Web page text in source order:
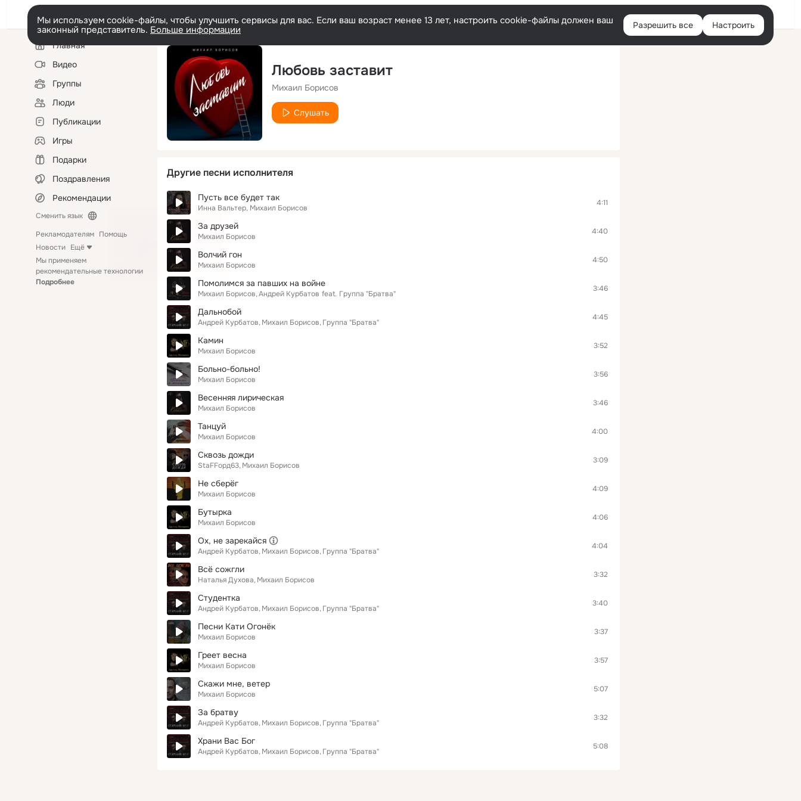
Войти
Мы используем cookie-файлы, чтобы улучшить сервисы для вас. Если ваш возраст менее 13 лет, настроить cookie-файлы должен ваш
законный представитель. Больше информации Разрешить все Настроить
Левая
колонкаГлавная
Видео
Группы
Люди
Публикации
Игры
Подарки
Поздравления
Рекомендации
Сменить язык
Рекламодателям Помощь
Новости Ещё
Мы применяем
рекомендательные технологии
Подробнее
Любовь заставит
Михаил Борисов
Слушать
Другие песни исполнителя
Пусть все будет так
Инна Вальтер, Михаил Борисов
4:11
За друзей
Михаил Борисов
4:40
Волчий гон
Михаил Борисов
4:50
Помолимся за павших на войне
Михаил Борисов Андрей Курбатов feat. Группа "Братва"
3:46
Дальнобой
Андрей Курбатов Михаил Борисов Группа "Братва"
4:45
Камин
Михаил Борисов
3:52
Больно-больно!
Михаил Борисов
3:56
Весенняя лирическая
Михаил Борисов
3:46
Танцуй
Михаил Борисов
4:00
Сквозь дожди
StaFFорд63 Михаил Борисов
3:09
Не сберёг
Михаил Борисов
4:09
Бутырка
Михаил Борисов
4:06
Ох, не зарекайся
Андрей Курбатов Михаил Борисов Группа "Братва"
4:04
Всё сожгли
Наталья Духова Михаил Борисов
3:32
Студентка
Андрей Курбатов Михаил Борисов Группа "Братва"
3:40
Песни Кати Огонёк
Михаил Борисов
3:37
Греет весна
Михаил Борисов
3:57
Скажи мне, ветер
Михаил Борисов
5:07
За братву
Андрей Курбатов Михаил Борисов Группа "Братва"
3:32
Храни Вас Бог
Андрей Курбатов Михаил Борисов Группа "Братва"
5:08